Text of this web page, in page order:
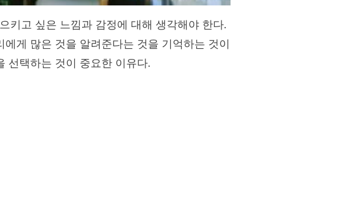
키고 싶은 느낌과 감정에 대해 생각해야 한다.
게 많은 것을 알려준다는 것을 기억하는 것이
선택하는 것이 중요한 이유다.